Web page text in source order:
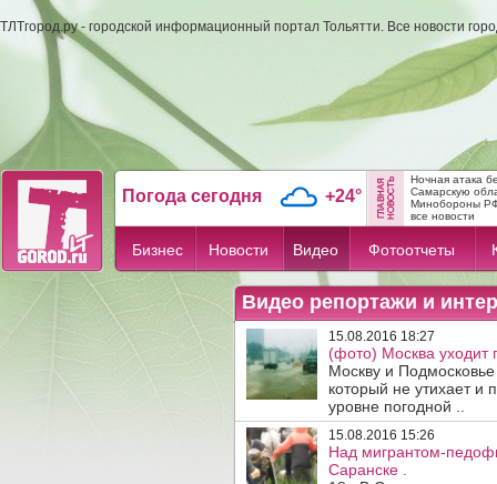
ТЛТгород.ру - городской информационный портал Тольятти. Все новости
Погода сегодня +24°
Ночная атака
Самарскую
Минобороны
все новости
Бизнес Новости Видео Фотоотчеты
Видео репортажи и
15.08.2016 18:27
(фото) Москва уходит
Москву и
который не утихает
уровне погодной ..
15.08.2016 15:26
Над мигрантом-
Саранске .